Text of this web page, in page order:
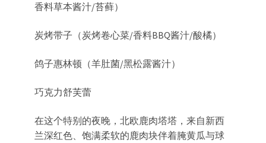
香料草本酱汁/苔藓）
炭烤带子（炭烤卷心菜/香料BBQ酱汁/酸橘）
鸽子惠林顿（羊肚菌/黑松露酱汁）
巧克力舒芙蕾
在这个特别的夜晚，北欧鹿肉塔塔，来自新西
兰深红色、饱满柔软的鹿肉块伴着腌黄瓜与球